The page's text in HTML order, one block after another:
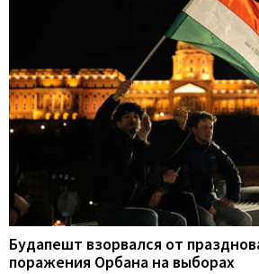
Будапешт взорвался от
поражения Орбана на выборах